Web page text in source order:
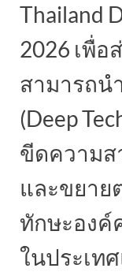
Thailand
2026 เพื่อ
สามารถน
(Deep
ขีดความ
และขยาย
ทักษะองค์
ในประเท